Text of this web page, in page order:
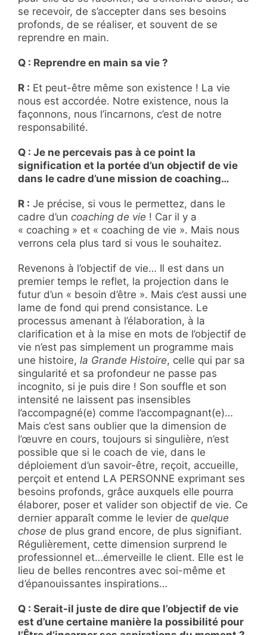
se recevoir, de s’accepter dans ses besoins
profonds, de se réaliser, et souvent de se
reprendre en main.
Q : Reprendre en main sa vie ?
R : Et peut-être même son existence ! La vie
nous est accordée. Notre existence, nous la
façonnons, nous l’incarnons, c’est de notre
responsabilité.
Q : Je ne percevais pas à ce point la
signification et la portée d’un objectif de vie
dans le cadre d’une mission de coaching…
R : Je précise, si vous le permettez, dans le
cadre d’un coaching de vie ! Car il y a
« coaching » et « coaching de vie ». Mais nous
verrons cela plus tard si vous le souhaitez.
Revenons à l’objectif de vie… Il est dans un
premier temps le reflet, la projection dans le
futur d’un « besoin d’être ». Mais c’est aussi une
lame de fond qui prend consistance. Le
processus amenant à l’élaboration, à la
clarification et à la mise en mots de l’objectif de
vie n’est pas simplement un programme mais
une histoire, la Grande Histoire, celle qui par sa
singularité et sa profondeur ne passe pas
incognito, si je puis dire ! Son souffle et son
intensité ne laissent pas insensibles
l’accompagné(e) comme l’accompagnant(e)…
Mais c’est sans oublier que la dimension de
l’œuvre en cours, toujours si singulière, n’est
possible que si le coach de vie, dans le
déploiement d’un savoir-être, reçoit, accueille,
perçoit et entend LA PERSONNE exprimant ses
besoins profonds, grâce auxquels elle pourra
élaborer, poser et valider son objectif de vie. Ce
dernier apparaît comme le levier de quelque
chose de plus grand encore, de plus signifiant.
Régulièrement, cette dimension surprend le
professionnel et…émerveille le client. Elle est le
lieu de belles rencontres avec soi-même et
d’épanouissantes inspirations…
Q : Serait-il juste de dire que l’objectif de vie
est d’une certaine manière la possibilité pour